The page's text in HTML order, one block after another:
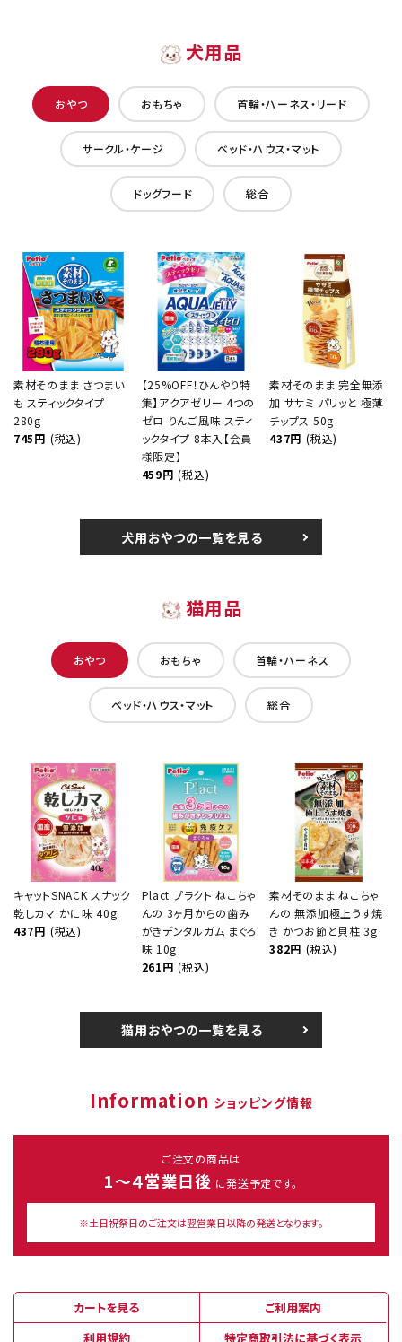
犬用品
おやつ おもちゃ 首輪・ハーネス・リード
サークル・ケージ ベッド・ハウス・マット
ドッグフード 総合
素材そのまま さつまい
も スティックタイプ
280g
745円 (税込)
【25%OFF！ひんやり特
集】アクアゼリー 4つの
ゼロ りんご風味 スティ
ックタイプ 8本入【会員
様限定】
459円 (税込)
素材そのまま 完全無添
加 ササミ パリッと 極薄
チップス 50g
437円 (税込)
犬用おやつの一覧を見る
猫用品
おやつ おもちゃ 首輪・ハーネス
ベッド・ハウス・マット 総合
キャットSNACK スナック
乾しカマ かに味 40g
437円 (税込)
Plact プラクト ねこちゃ
んの 3ヶ月からの歯み
がきデンタルガム まぐろ
味 10g
261円 (税込)
素材そのまま ねこちゃ
んの 無添加極上うす焼
き かつお節と貝柱 3g
382円 (税込)
猫用おやつの一覧を見る
Information ショッピング情報
ご注文の商品は
1～４営業日後 に発送予定です。
※土日祝祭日のご注文は翌営業日以降の発送となります。
カートを見る
ご利用案内
利用規約
特定商取引法に基づく表示